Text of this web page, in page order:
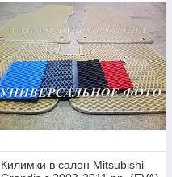
Килимки в салон Mitsubishi